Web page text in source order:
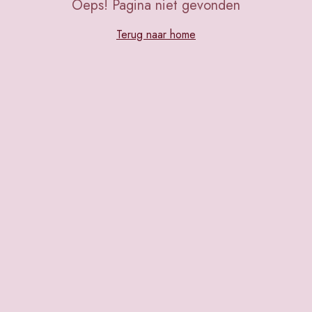
Oeps! Pagina niet gevonden
Terug naar home